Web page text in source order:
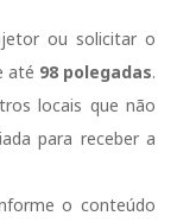
ou solicitar o
até 98 polegadas.
locais que não
para receber a
o conteúdo